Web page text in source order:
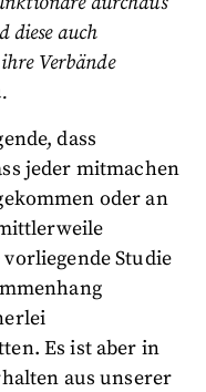
diese auch
Verbände
dass
jeder mitmachen
oder an
Studie
Es ist aber in
aus unserer